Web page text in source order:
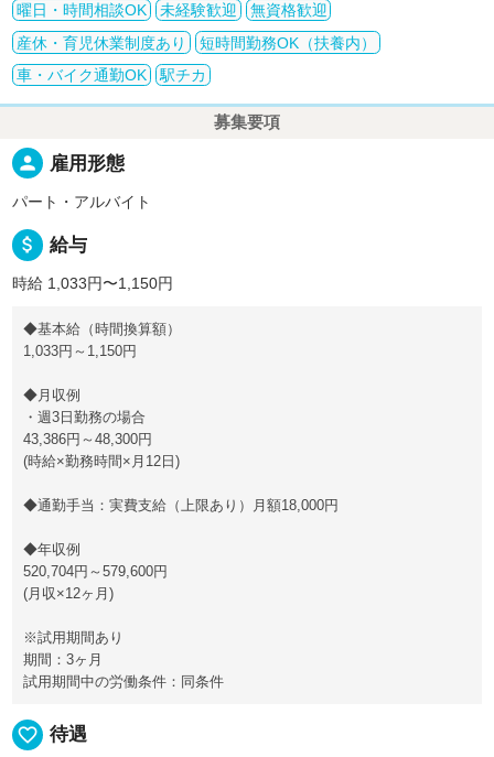
曜日・時間相談OK
未経験歓迎
無資格歓迎
産休・育児休業制度あり
短時間勤務OK（扶養内）
車・バイク通勤OK
駅チカ
募集要項
person 雇用形態
パート・アルバイト
attach_money 給与
時給 1,033円〜1,150円
◆基本給（時間換算額）
1,033円～1,150円
◆月収例
・週3日勤務の場合
43,386円～48,300円
(時給×勤務時間×月12日)
◆通勤手当：実費支給（上限あり）月額18,000円
◆年収例
520,704円～579,600円
(月収×12ヶ月)
※試用期間あり
期間：3ヶ月
試用期間中の労働条件：同条件
favorite_border 待遇